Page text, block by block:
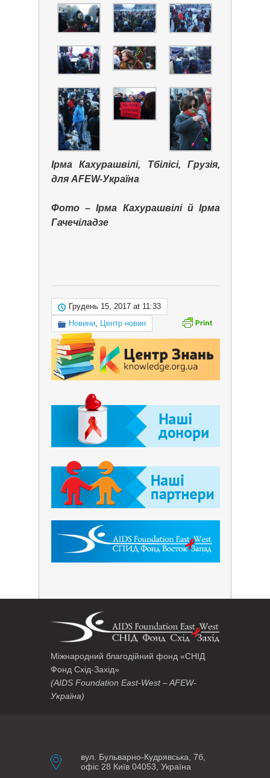
Ірма Кахурашвілі, Тбілісі, Грузія,
для AFEW-Україна
Фото – Ірма Кахурашвілі й Ірма
Гачечіладзе
Грудень 15, 2017 at 11:33
Новини Центр новин
Міжнародний благодійний фонд «СНІД
Фонд Схід-Захід»
(AIDS Foundation East-West – AFEW-
Україна)
вул. Бульварно-Кудрявська, 7б,
офіс 28 Київ 04053, Україна